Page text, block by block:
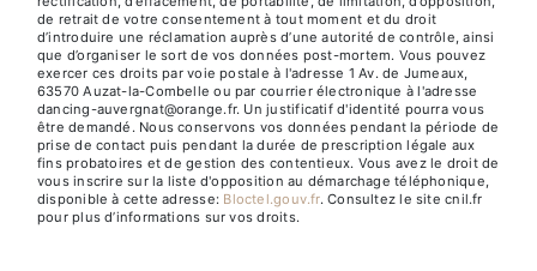
de retrait de votre consentement à tout moment et du droit
d’introduire une réclamation auprès d’une autorité de contrôle, ainsi
que d’organiser le sort de vos données post-mortem. Vous pouvez
exercer ces droits par voie postale à l'adresse 1 Av. de Jumeaux,
63570 Auzat-la-Combelle ou par courrier électronique à l'adresse
dancing-auvergnat@orange.fr. Un justificatif d'identité pourra vous
être demandé. Nous conservons vos données pendant la période de
prise de contact puis pendant la durée de prescription légale aux
fins probatoires et de gestion des contentieux. Vous avez le droit de
vous inscrire sur la liste d'opposition au démarchage téléphonique,
disponible à cette adresse:
Bloctel.gouv.fr. Consultez le site cnil.fr
pour plus d’informations sur vos droits.